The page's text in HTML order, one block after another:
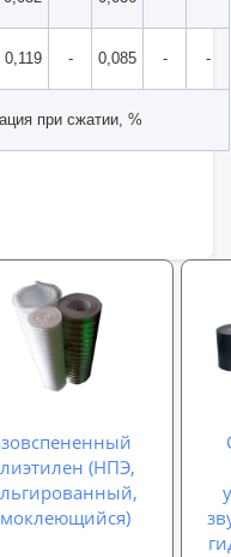
0,119 - 0,085 - -
при сжатии, %
(НПЭ,